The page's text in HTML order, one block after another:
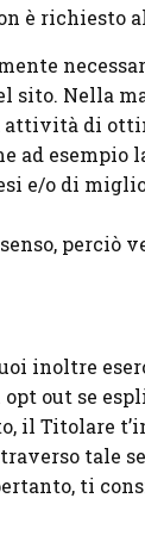
è richiesto
sito. Nella
di
ad
e/o di
perciò
inoltre
out se
il Titolare
tale
ti